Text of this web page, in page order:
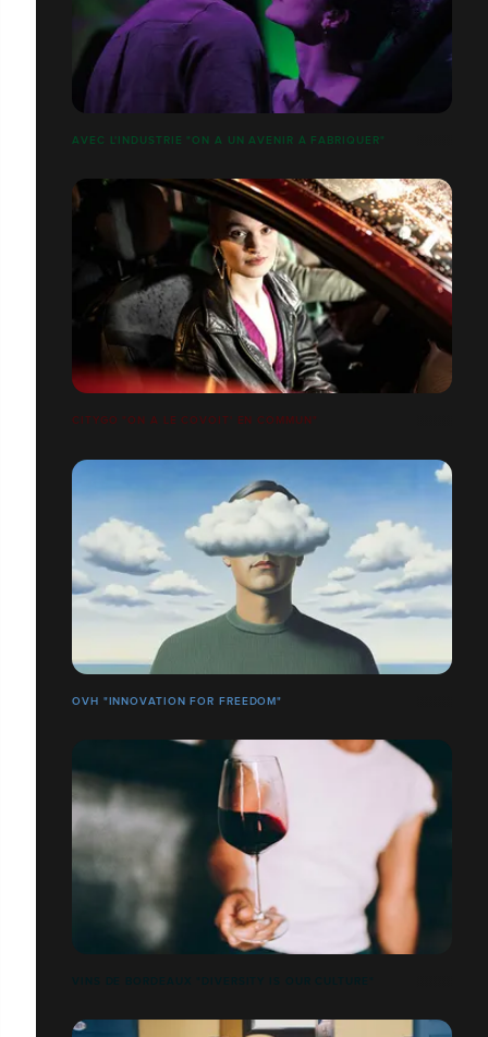
AVEC L'INDUSTRIE "ON A UN AVENIR À FABRIQUER"
CITYGO "ON A LE COVOIT' EN COMMUN"
OVH "INNOVATION FOR FREEDOM"
VINS DE BORDEAUX "DIVERSITY IS OUR CULTURE"